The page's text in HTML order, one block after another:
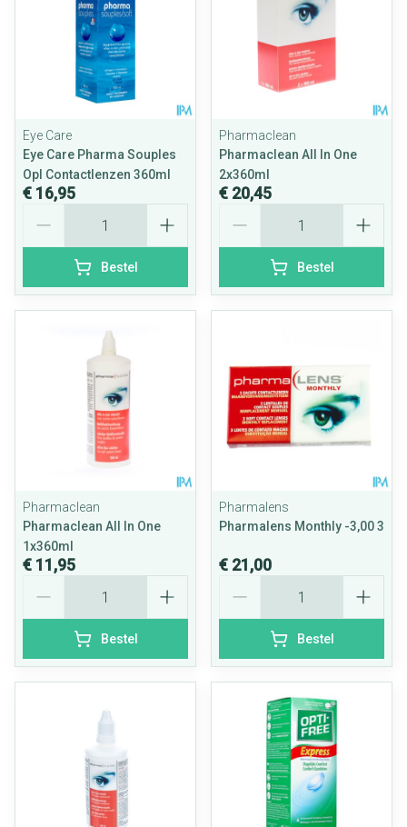
Eye Care
Eye Care Pharma Souples
Opl Contactlenzen 360ml
€ 16,95
Bestel
Pharmaclean
Pharmaclean All In One
2x360ml
€ 20,45
Bestel
Pharmaclean
Pharmaclean All In One
1x360ml
€ 11,95
Bestel
Pharmalens
Pharmalens Monthly -3,00 3
€ 21,00
Bestel